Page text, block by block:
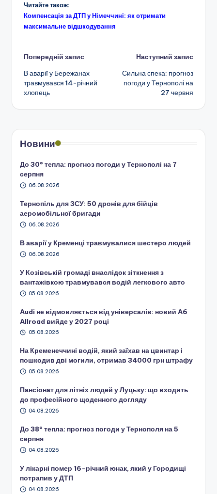
Читайте також:
Компенсація за ДТП у Німеччині: як отримати
максимальне відшкодування
Навігація
по
запису
Попередній запис
В аварії у Бережанах
травмувався 14-річний
хлопець
Наступний запис
Сильна спека: прогноз
погоди у Тернополі на
27 червня
Новини
До 30° тепла: прогноз погоди у Тернополі на 7
серпня
06.08.2026
Тернопіль для ЗСУ: 50 дронів для бійців
аеромобільної бригади
06.08.2026
В аварії у Кременці травмувалися шестеро людей
06.08.2026
У Козівській громаді внаслідок зіткнення з
вантажівкою травмувався водій легкового авто
05.08.2026
Audi не відмовляється від універсалів: новий A6
Allroad вийде у 2027 році
05.08.2026
На Кременеччині водій, який заїхав на цвинтар і
пошкодив дві могили, отримав 34000 грн штрафу
05.08.2026
Пансіонат для літніх людей у Луцьку: що входить
до професійного щоденного догляду
04.08.2026
До 38° тепла: прогноз погоди у Тернополя на 5
серпня
04.08.2026
У лікарні помер 16-річний юнак, який у Городищі
потрапив у ДТП
04.08.2026